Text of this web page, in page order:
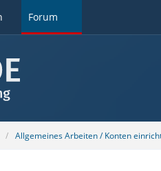
Forum
Allgemeines Arbeiten / Konten